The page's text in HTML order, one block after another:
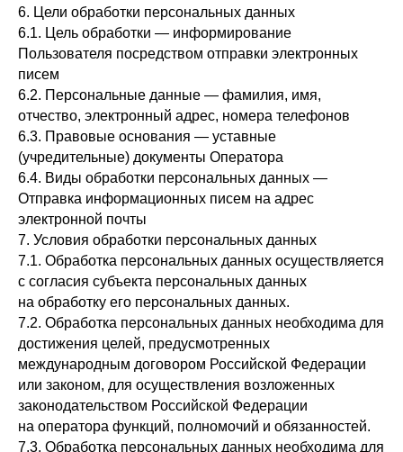
6. Цели обработки персональных данных
6.1. Цель обработки — информирование
Пользователя посредством отправки электронных
писем
6.2. Персональные данные — фамилия, имя,
отчество, электронный адрес, номера телефонов
6.3. Правовые основания — уставные
(учредительные) документы Оператора
6.4. Виды обработки персональных данных —
Отправка информационных писем на адрес
электронной почты
7. Условия обработки персональных данных
7.1. Обработка персональных данных осуществляется
с согласия субъекта персональных данных
на обработку его персональных данных.
7.2. Обработка персональных данных необходима для
достижения целей, предусмотренных
международным договором Российской Федерации
или законом, для осуществления возложенных
законодательством Российской Федерации
на оператора функций, полномочий и обязанностей.
7.3. Обработка персональных данных необходима для